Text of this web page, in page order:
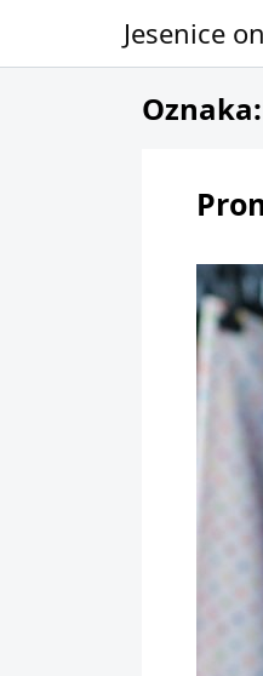
Skip to contentJesenice
Oznaka: